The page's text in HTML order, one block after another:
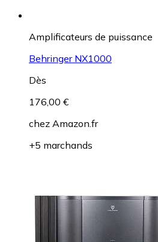
Amplificateurs de puissance
Behringer NX1000
Dès
176,00 €
chez Amazon.fr
+5 marchands